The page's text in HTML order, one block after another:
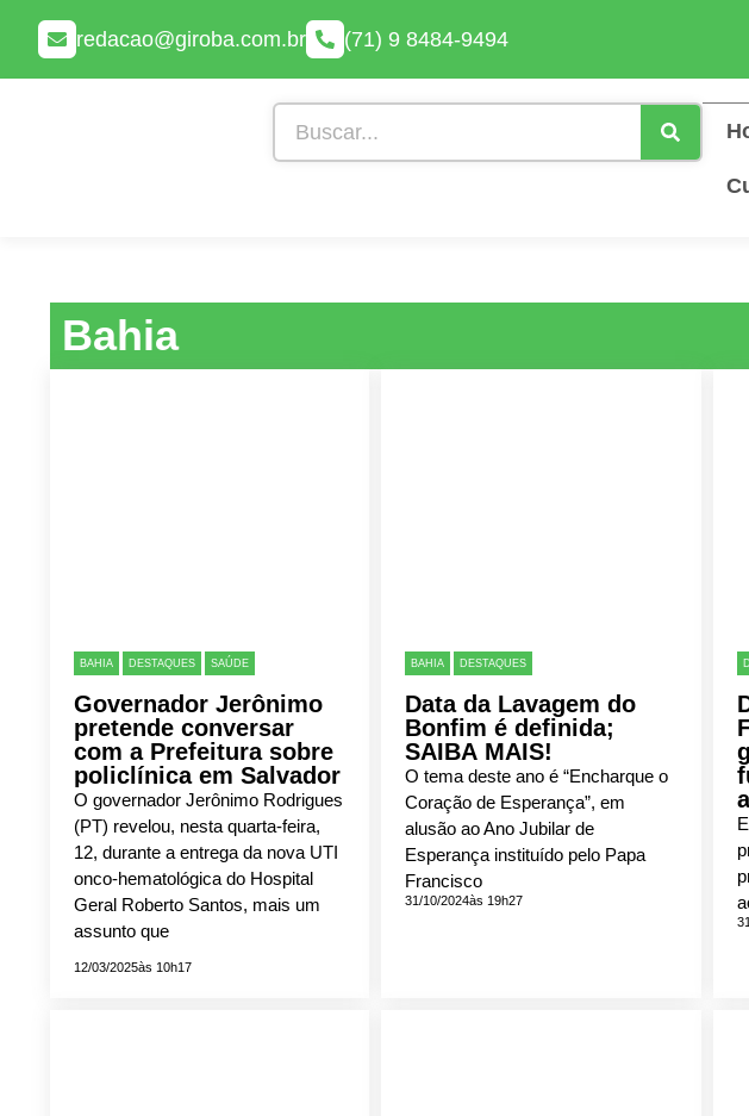
redacao@giroba.com.br (71) 9 8484-9494
Bahia
BAHIA DESTAQUES SAÚDE
Governador Jerônimo
pretende conversar
com a Prefeitura sobre
policlínica em Salvador
O governador Jerônimo Rodrigues
(PT) revelou, nesta quarta-feira,
12, durante a entrega da nova UTI
onco-hematológica do Hospital
Geral Roberto Santos, mais um
assunto que
12/03/2025às 10h17
BAHIA DESTAQUES
Data da Lavagem do
Bonfim é definida;
SAIBA MAIS!
O tema deste ano é “Encharque o
Coração de Esperança”, em
alusão ao Ano Jubilar de
Esperança instituído pelo Papa
Francisco
31/10/2024às 19h27